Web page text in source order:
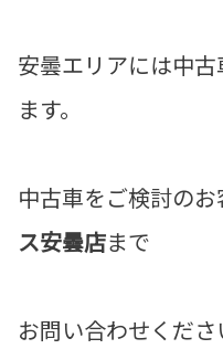
安曇エリアには中
ます。
中古車をご検討の
ス安曇店まで
お問い合わせくださ